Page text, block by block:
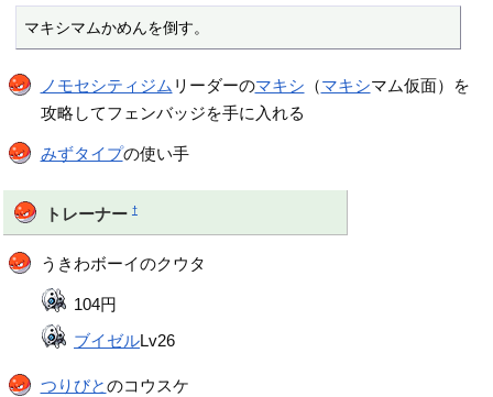
マキシマムかめんを倒す。
ノモセシティジム リーダーのマキシ （マキシマム仮面）を
攻略してフェンバッジを手に入れる
みずタイプの使い手
トレーナー †
うきわボーイのクウタ
104円
ブイゼルLv26
つりびとのコウスケ